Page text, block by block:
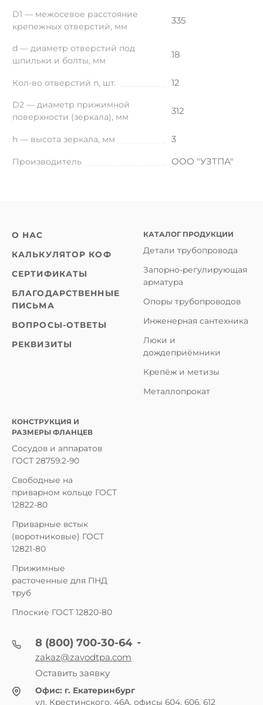
D1 — межосевое расстояние
крепежных отверстий, мм
335
d — диаметр отверстий под
шпильки и болты, мм
18
Кол-во отверстий n, шт. 12
D2 — диаметр прижимной
поверхности (зеркала), мм
312
h — высота зеркала, мм 3
Производитель ООО "УЗТПА"
О НАС
КАЛЬКУЛЯТОР КОФ
СЕРТИФИКАТЫ
БЛАГОДАРСТВЕННЫЕ
ПИСЬМА
ВОПРОСЫ-ОТВЕТЫ
РЕКВИЗИТЫ
КАТАЛОГ ПРОДУКЦИИ
Детали трубопровода
Запорно-регулирующая
арматура
Опоры трубопроводов
Инженерная сантехника
Люки и
дождеприёмники
Крепёж и метизы
Металлопрокат
КОНСТРУКЦИЯ И
РАЗМЕРЫ ФЛАНЦЕВ
Сосудов и аппаратов
ГОСТ 28759.2-90
Свободные на
приварном кольце ГОСТ
12822-80
Приварные встык
(воротниковые) ГОСТ
12821-80
Прижимные
расточенные для ПНД
труб
Плоские ГОСТ 12820-80
8 (800) 700-30-64
zakaz@zavodtpa.com
Оставить заявку
Офис: г. Екатеринбург
ул. Крестинского, 46А, офисы 604, 606, 612